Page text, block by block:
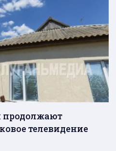
продолжают
телевидение